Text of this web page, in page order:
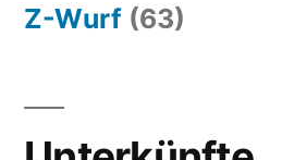
Z-Wurf (63)